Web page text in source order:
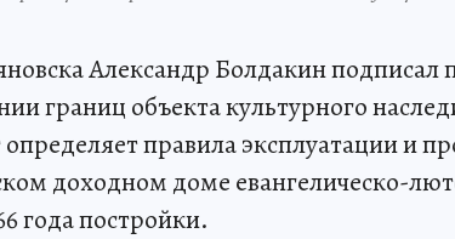
Александр Болдакин подписал
границ объекта культурного
правила эксплуатации и
доходном доме евангелическо-
года постройки.